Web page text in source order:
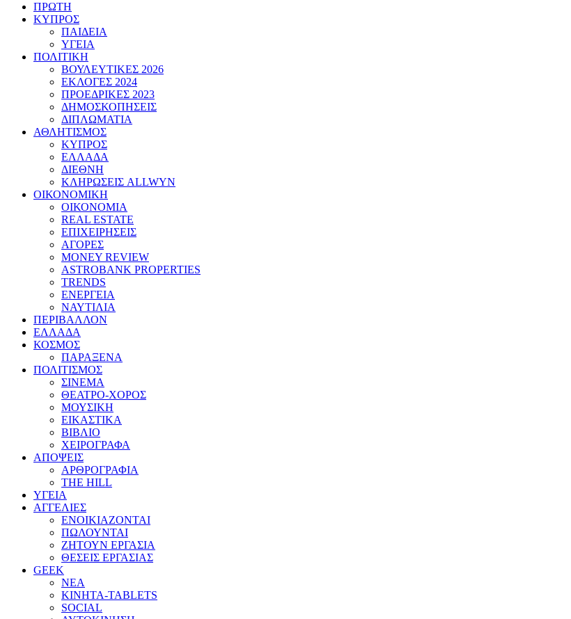
ΠΡΩΤΗ
ΚΥΠΡΟΣ
ΠΑΙΔΕΙΑ
ΥΓΕΙΑ
ΠΟΛΙΤΙΚΗ
ΒΟΥΛΕΥΤΙΚΕΣ 2026
ΕΚΛΟΓΕΣ 2024
ΠΡΟΕΔΡΙΚΕΣ 2023
ΔΗΜΟΣΚΟΠΗΣΕΙΣ
ΔΙΠΛΩΜΑΤΙΑ
ΑΘΛΗΤΙΣΜΟΣ
ΚΥΠΡΟΣ
ΕΛΛΑΔΑ
ΔΙΕΘΝΗ
ΚΛΗΡΩΣΕΙΣ ALLWYN
ΟΙΚΟΝΟΜΙΚΗ
ΟΙΚΟΝΟΜΙΑ
REAL ESTATE
ΕΠΙΧΕΙΡΗΣΕΙΣ
ΑΓΟΡΕΣ
MONEY REVIEW
ASTROBANK PROPERTIES
TRENDS
ΕΝΕΡΓΕΙΑ
ΝΑΥΤΙΛΙΑ
ΠΕΡΙΒΑΛΛΟΝ
ΕΛΛΑΔΑ
ΚΟΣΜΟΣ
ΠΑΡΑΞΕΝΑ
ΠΟΛΙΤΙΣΜΟΣ
ΣΙΝΕΜΑ
ΘΕΑΤΡΟ-ΧΟΡΟΣ
ΜΟΥΣΙΚΗ
ΕΙΚΑΣΤΙΚΑ
ΒΙΒΛΙΟ
ΧΕΙΡΟΓΡΑΦΑ
ΑΠΟΨΕΙΣ
ΑΡΘΡΟΓΡΑΦΙΑ
THE HILL
ΥΓΕΙΑ
ΑΓΓΕΛΙΕΣ
ΕΝΟΙΚΙΑΖΟΝΤΑΙ
ΠΩΛΟΥΝΤΑΙ
ΖΗΤΟΥΝ ΕΡΓΑΣΙΑ
ΘΕΣΕΙΣ ΕΡΓΑΣΙΑΣ
GEEK
ΝΕΑ
ΚΙΝΗΤΑ-TABLETS
SOCIAL